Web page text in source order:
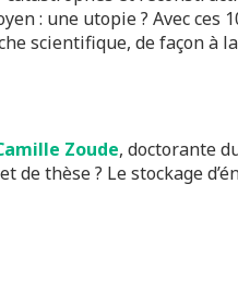
: une utopie ? Avec ces
scientifique, de façon à
Zoude, doctorante
de thèse ? Le stockage